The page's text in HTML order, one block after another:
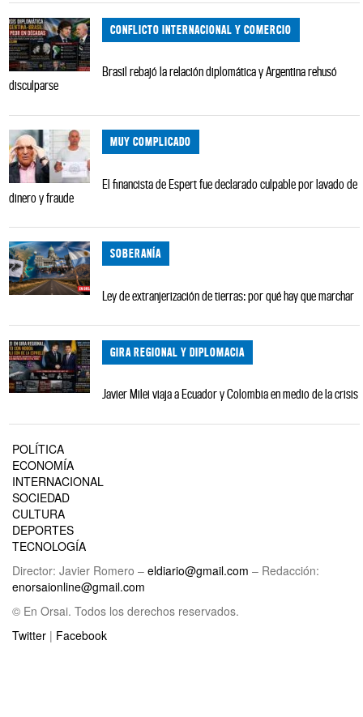
CONFLICTO INTERNACIONAL Y COMERCIO
Brasil rebajó la relación diplomática y Argentina rehusó
disculparse
MUY COMPLICADO
El financista de Espert fue declarado culpable por lavado de
dinero y fraude
SOBERANÍA
Ley de extranjerización de tierras: por qué hay que marchar
GIRA REGIONAL Y DIPLOMACIA
Javier Milei viaja a Ecuador y Colombia en medio de la crisis
POLÍTICA
ECONOMÍA
INTERNACIONAL
SOCIEDAD
CULTURA
DEPORTES
TECNOLOGÍA
Director: Javier Romero – eldiario@gmail.com – Redacción:
enorsaionline@gmail.com
© En Orsai. Todos los derechos reservados.
Twitter | Facebook